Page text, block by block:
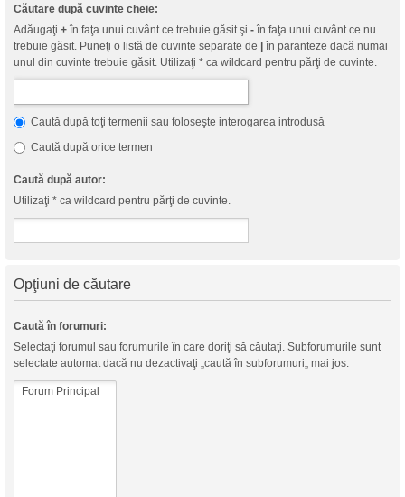
Căutare după cuvinte cheie:
Adăugaţi + în faţa unui cuvânt ce trebuie găsit şi - în faţa unui cuvânt ce nu
trebuie găsit. Puneţi o listă de cuvinte separate de
în paranteze dacă numai
unul din cuvinte trebuie găsit. Utilizaţi * ca wildcard pentru părţi de cuvinte.
Caută după toţi termenii sau foloseşte interogarea introdusă
Caută după orice termen
Caută după autor:
Utilizaţi * ca wildcard pentru părţi de cuvinte.
Opţiuni de căutare
Caută în forumuri:
Selectaţi forumul sau forumurile în care doriţi să căutaţi. Subforumurile sunt
selectate automat dacă nu dezactivaţi „caută în subforumuri„ mai jos.